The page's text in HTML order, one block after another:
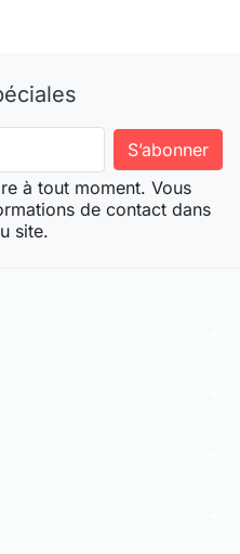
à tout moment. Vous
de contact dans
site.